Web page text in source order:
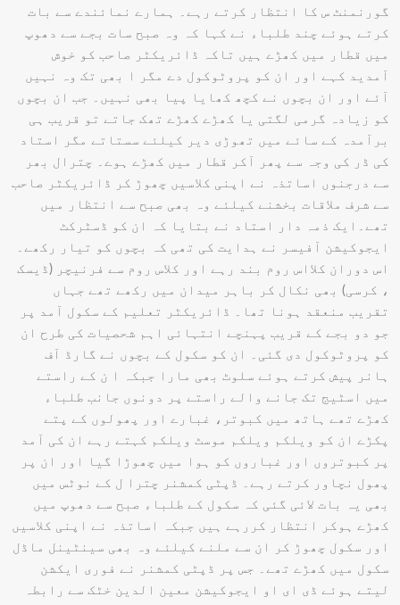
گورنمنٹ س کا انتظار کرتے رہے۔ ہمارے نمائندے سے بات
کرتے ہوئے چند طلباء نے کہا کہ وہ صبح سات بجے سے دھوپ
میں قطار میں کھڑے ہیں تاکہ ڈائریکٹر صاحب کو خوش
آمدید کہے اور ان کو پروٹوکول دے مگر ا بھی تک وہ نہیں
آئے اور ان بچوں نے کچھ کھایا پیا بھی نہیں۔ جب ان بچوں
کو زیادہ گرمی لگتی یا کھڑے کھڑے تھک جاتے تو قریب ہی
برآمدہ کے سائے میں تھوڑی دیر کیلئے سستاتے مگر استاد
کی ڈر کی وجہ سے پھر آکر قطار میں کھڑے ہوے۔ چترال بھر
سے درجنوں اساتذہ نے اپنی کلاسیں چھوڑ کر ڈائریکٹر صاحب
سے شرف ملاقات بخشنے کیلئے وہ بھی صبح سے انتظار میں
تھے۔ایک ذمہ دار استاد نے بتایا کہ ان کو ڈسٹرکٹ
ایجوکیشن آفیسر نے ہدایت کی تھی کہ بچوں کو تیار رکھے۔
اس دوران کلااس روم بند رہے اور کلاس روم سے فرنیچر (ڈیسک
، کرسی) بھی نکال کر باہر میدان میں رکھے تھے جہاں
تقریب منعقد ہونا تھا۔ ڈائریکٹر تعلیم کے سکول آمد پر
جو دو بجے کے قریب پہنچے انتہائی اہم شحصیات کی طرح ان
کو پروٹوکول دی گئی۔ ان کو سکول کے بچوں نے گارڈ آف
ہانر پیش کرتے ہوئے سلوٹ بھی مارا جبکہ ا ن کے راستے
میں اسٹیج تک جانے والے راستے پر دونوں جانب طلباء
کھڑے تھے ہاتھ میں کبوتر، غبارے اور پھولوں کے پتے
پکڑے ان کو ویلکم ویلکم موسٹ ویلکم کہتے رہے ان کی آمد
پر کبوتروں اور غباروں کو ہوا میں چھوڑا گیا اور ان پر
پھول نچاور کرتے رہے۔ ڈپٹی کمشنر چترا ل کے نوٹس میں
بھی یہ بات لائی گئی کہ سکول کے طلباء صبح سے دھوپ میں
کھڑے ہوکر انتظار کررہے ہیں جبکہ اساتذہ نے اپنی کلاسیں
اور سکول چھوڑ کر ان سے ملنے کیلئے وہ بھی سینٹینل ماڈل
سکول میں کھڑے تھے۔ جس پر ڈپٹی کمشنر نے فوری ایکشن
لیتے ہوئے ڈی ای او ایجوکیشن معین الدین خٹک سے رابطہ